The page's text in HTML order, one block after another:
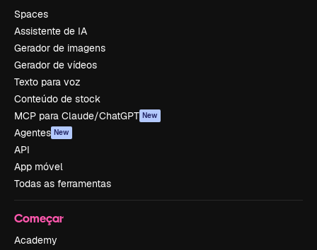
Spaces
Assistente de IA
Gerador de imagens
Gerador de vídeos
Texto para voz
Conteúdo de stock
MCP para Claude/ChatGPT New
Agentes New
API
App móvel
Todas as ferramentas
Começar
Academy